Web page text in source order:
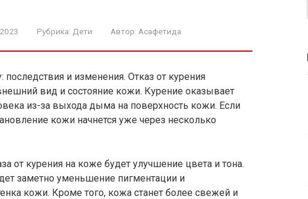
Рубрика: Дети Автор: Асафетида
последствия и изменения. Отказ от курения
вид и состояние кожи. Курение оказывает
из-за выхода дыма на поверхность кожи. Если
кожи начнется уже через несколько
от курения на коже будет улучшение цвета и тона.
заметно уменьшение пигментации и
кожи. Кроме того, кожа станет более свежей и